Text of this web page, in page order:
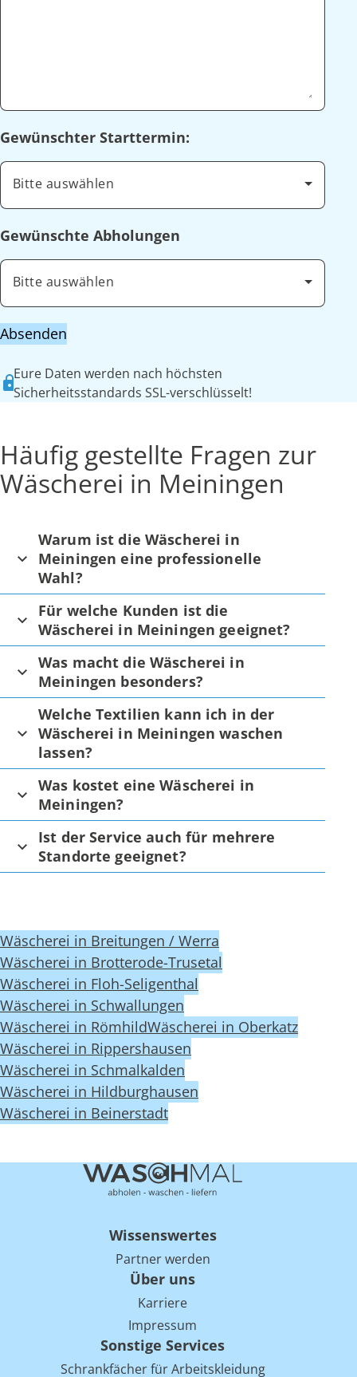
Gewünschter Starttermin:
Bitte auswählen
Gewünschte Abholungen
Bitte auswählen
Absenden
Eure Daten werden nach höchsten
Sicherheitsstandards SSL-verschlüsselt!
Häufig gestellte Fragen zur
Wäscherei in Meiningen
Warum ist die Wäscherei in
Meiningen eine professionelle
Wahl?
Für welche Kunden ist die
Wäscherei in Meiningen geeignet?
Was macht die Wäscherei in
Meiningen besonders?
Welche Textilien kann ich in der
Wäscherei in Meiningen waschen
lassen?
Was kostet eine Wäscherei in
Meiningen?
Ist der Service auch für mehrere
Standorte geeignet?
Wäscherei in Breitungen / Werra
Wäscherei in Brotterode-Trusetal
Wäscherei in Floh-Seligenthal
Wäscherei in Schwallungen
Wäscherei in RömhildWäscherei in Oberkatz
Wäscherei in Rippershausen
Wäscherei in Schmalkalden
Wäscherei in Hildburghausen
Wäscherei in Beinerstadt
Wissenswertes
Partner werden
Über uns
Karriere
Impressum
Sonstige Services
Schrankfächer für Arbeitskleidung